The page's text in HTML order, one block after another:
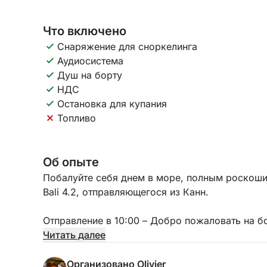
Что включено
Снаряжение для сноркелинга
Аудиосистема
Душ на борту
НДС
Остановка для купания
Топливо
Об опыте
Побалуйте себя днем в море, полным
Bali 4.2, отправляющегося из Канн.
Отправление в 10:00 – Добро пожаловать на
Отправляйтесь из Порт-Канто, и ваш
природной жемчужины, расположенной
Читать далее
Организовано Olivier